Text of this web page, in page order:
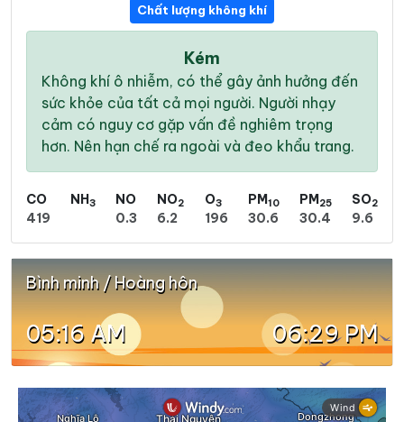
Chất lượng không khí
Kém
Không khí ô nhiễm, có thể gây ảnh hưởng đến
sức khỏe của tất cả mọi người. Người nhạy
cảm có nguy cơ gặp vấn đề nghiêm trọng
hơn. Nên hạn chế ra ngoài và đeo khẩu trang.
CO
419
NH3
NO
0.3
NO2
6.2
O3
196
PM10
30.6
PM25
30.4
SO2
9.6
Bình minh / Hoàng hôn
05:16 AM 06:29 PM